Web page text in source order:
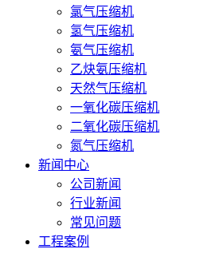
氯气压缩机
氢气压缩机
氨气压缩机
乙炔氨压缩机
天然气压缩机
一氧化碳压缩机
二氧化碳压缩机
氮气压缩机
新闻中心
公司新闻
行业新闻
常见问题
工程案例